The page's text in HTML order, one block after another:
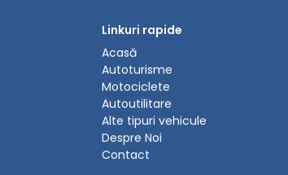
Linkuri rapide
Acasă
Autoturisme
Motociclete
Autoutilitare
Alte tipuri vehicule
Despre Noi
Contact